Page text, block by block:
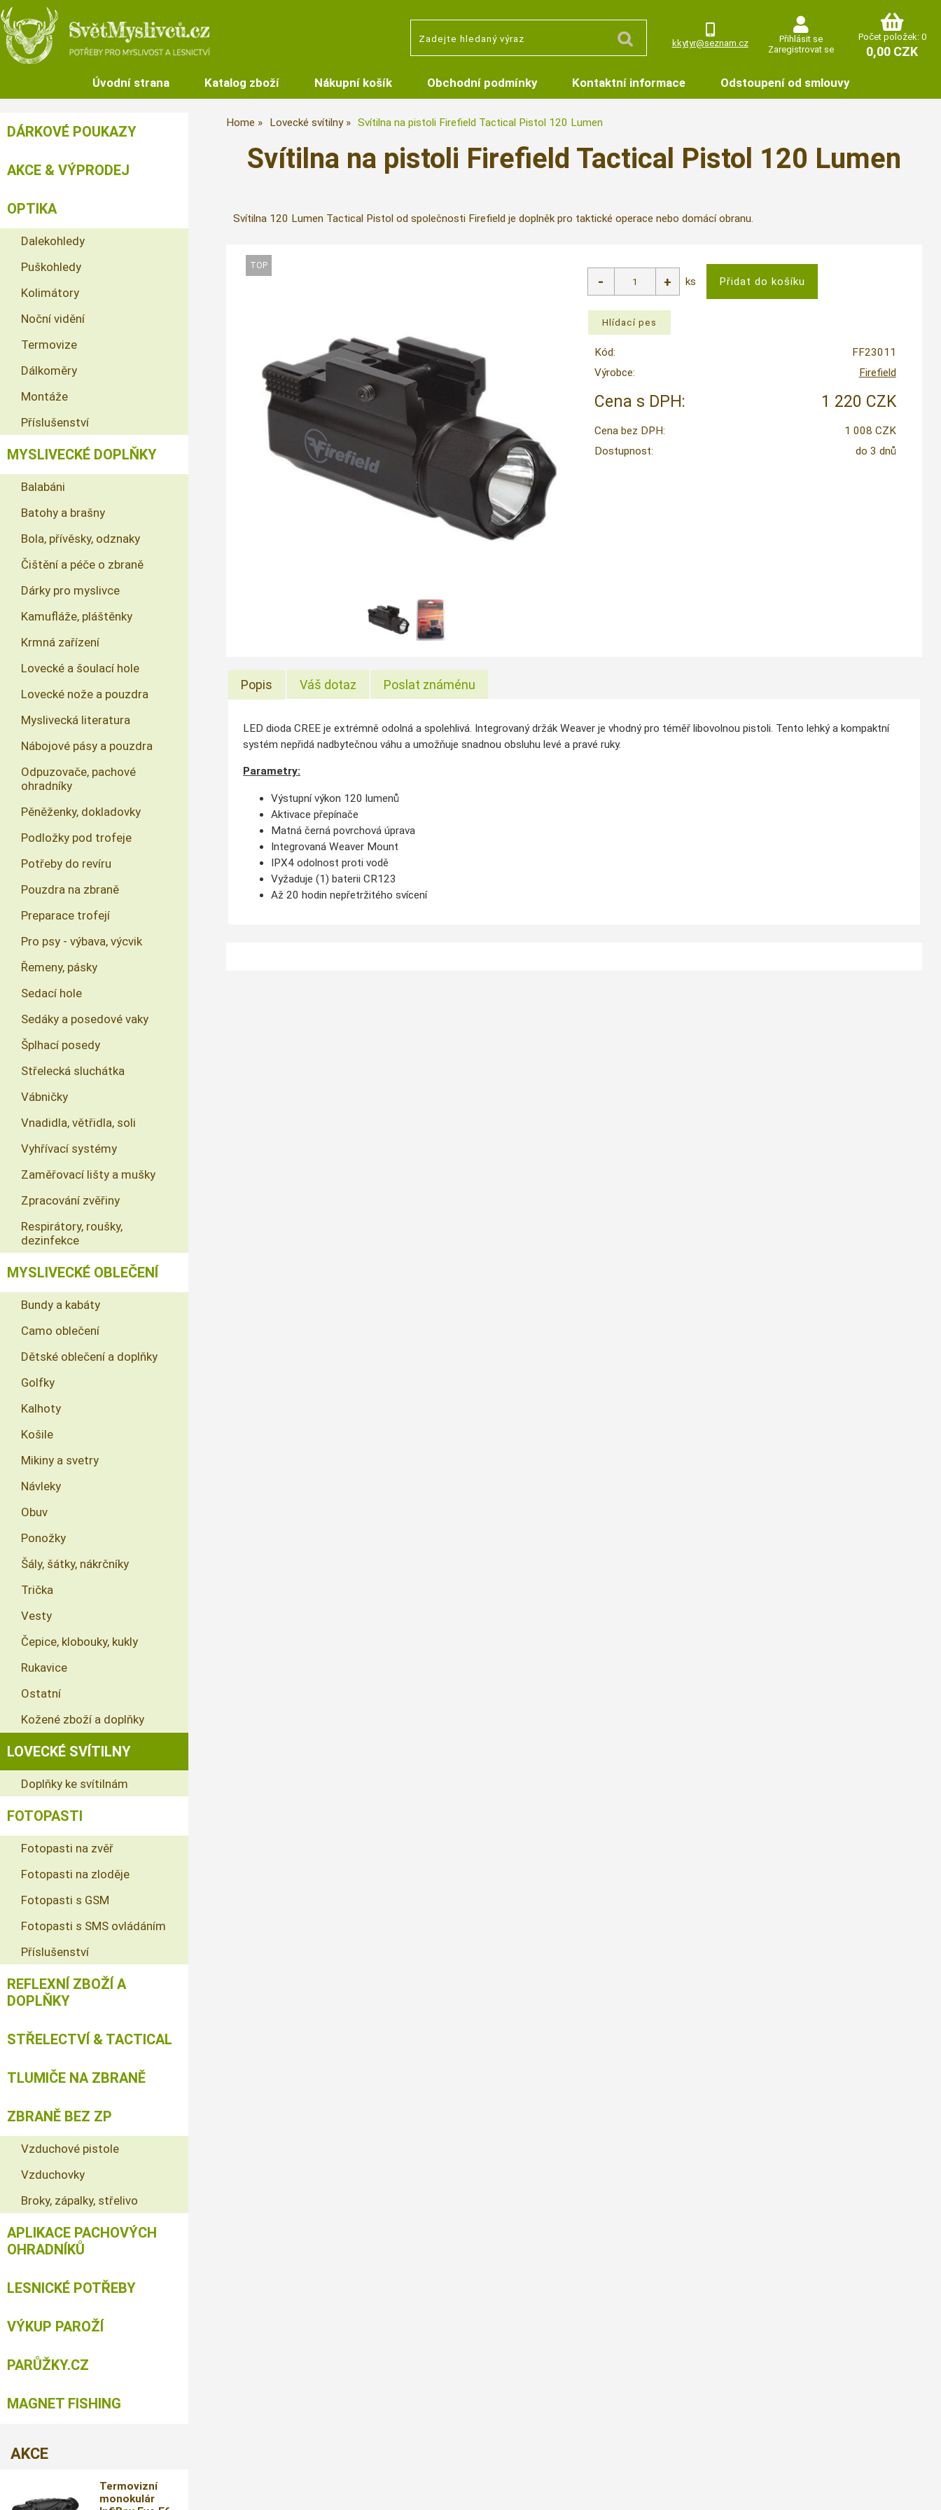
kkytyr@seznam.cz
Přihlásit se
Zaregistrovat se
Počet položek: 0
0,00 CZK
Úvodní strana Katalog zboží Nákupní košík Obchodní podmínky Kontaktní informace Odstoupení od smlouvy
Home Lovecké svítilny Svítilna na pistoli Firefield Tactical Pistol 120 Lumen
Svítilna na pistoli Firefield Tactical Pistol 120 Lumen
Svítilna 120 Lumen Tactical Pistol od společnosti Firefield je doplněk pro taktické operace nebo domácí obranu.
ks
Kód:
FF23011
Výrobce:
Firefield
Cena s DPH: 1 220 CZK
Cena bez DPH:
1 008 CZK
Dostupnost:
do 3 dnů
Popis Váš dotaz Poslat známénu
LED dioda CREE je extrémně odolná a spolehlivá. Integrovaný držák Weaver je vhodný pro téměř libovolnou pistoli. Tento lehký a kompaktní
systém nepřidá nadbytečnou váhu a umožňuje snadnou obsluhu levé a pravé ruky.
Parametry:
Výstupní výkon 120 lumenů
Aktivace přepínače
Matná černá povrchová úprava
Integrovaná Weaver Mount
IPX4 odolnost proti vodě
Vyžaduje (1) baterii CR123
Až 20 hodin nepřetržitého svícení
DÁRKOVÉ POUKAZY
AKCE & VÝPRODEJ
OPTIKA
Dalekohledy
Puškohledy
Kolimátory
Noční vidění
Termovize
Dálkoměry
Montáže
Příslušenství
MYSLIVECKÉ DOPLŇKY
Balabáni
Batohy a brašny
Bola, přívěsky, odznaky
Čištění a péče o zbraně
Dárky pro myslivce
Kamufláže, pláštěnky
Krmná zařízení
Lovecké a šoulací hole
Lovecké nože a pouzdra
Myslivecká literatura
Nábojové pásy a pouzdra
Odpuzovače, pachové
ohradníky
Pěněženky, dokladovky
Podložky pod trofeje
Potřeby do revíru
Pouzdra na zbraně
Preparace trofejí
Pro psy - výbava, výcvik
Řemeny, pásky
Sedací hole
Sedáky a posedové vaky
Šplhací posedy
Střelecká sluchátka
Vábničky
Vnadidla, větřidla, soli
Vyhřívací systémy
Zaměřovací lišty a mušky
Zpracování zvěřiny
Respirátory, roušky,
dezinfekce
MYSLIVECKÉ OBLEČENÍ
Bundy a kabáty
Camo oblečení
Dětské oblečení a doplňky
Golfky
Kalhoty
Košile
Mikiny a svetry
Návleky
Obuv
Ponožky
Šály, šátky, nákrčníky
Trička
Vesty
Čepice, klobouky, kukly
Rukavice
Ostatní
Kožené zboží a doplňky
LOVECKÉ SVÍTILNY
Doplňky ke svítilnám
FOTOPASTI
Fotopasti na zvěř
Fotopasti na zloděje
Fotopasti s GSM
Fotopasti s SMS ovládáním
Příslušenství
REFLEXNÍ ZBOŽÍ A
DOPLŇKY
STŘELECTVÍ & TACTICAL
TLUMIČE NA ZBRANĚ
ZBRANĚ BEZ ZP
Vzduchové pistole
Vzduchovky
Broky, zápalky, střelivo
APLIKACE PACHOVÝCH
OHRADNÍKŮ
LESNICKÉ POTŘEBY
VÝKUP PAROŽÍ
PARŮŽKY.CZ
MAGNET FISHING
AKCE
Termovizní
monokulár